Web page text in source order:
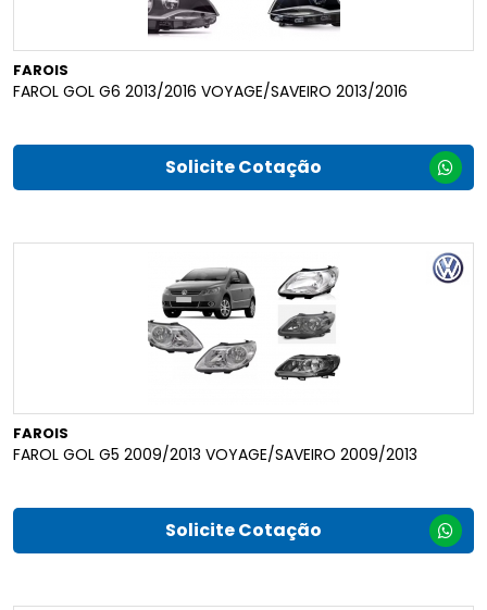
FAROIS
FAROL GOL G6 2013/2016 VOYAGE/SAVEIRO 2013/2016
Solicite Cotação
FAROIS
FAROL GOL G5 2009/2013 VOYAGE/SAVEIRO 2009/2013
Solicite Cotação